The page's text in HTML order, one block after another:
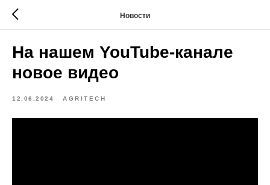
Новости
На нашем YouTube-канале
новое видео
12.06.2024 AGRITECH